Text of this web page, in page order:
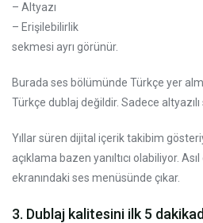
– Altyazı
– Erişilebilirlik
sekmesi ayrı görünür.
Burada ses bölümünde Türkçe yer
Türkçe dublaj değildir. Sadece
Yıllar süren dijital içerik takibim
açıklama bazen yanıltıcı olabiliyor.
ekranındaki ses menüsünde çıkar.
3. Dublaj kalitesini ilk 5